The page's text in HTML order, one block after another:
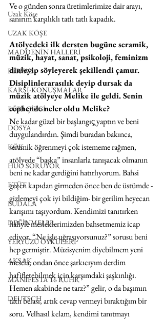
Uzak Köşe
UZAK KÖŞE
MADDENİN HALLERİ
PERVAZ
KARŞI-KONUŞMALAR
EĞRİ ÇİZGİ
DOSYA
KÖK
HUO SORUYOR
ETÜT
BUDALA
DEĞİNMELER
YERYÜZÜ ÖYKÜLERİ
AKSAK
MANIFESTA 16 RUHR
DEUTSCH
Ve o günden sonra üretimlerimize dair arayı,
sanırım karşılıklı tatlı tatlı kapadık.
Atölyedeki ilk dersten bugüne seramik,
müzik, hayat, sanat, psikoloji, feminizm
dinleyip söyleyerek şekillendi çamur.
Disiplinlerarasılık deyip dursak da
müzik atölyeye Melike ile geldi. Senin
cephende neler oldu Melike?
Ne kadar güzel bir başlangıç̧ yaptın ve beni
duygulandırdın. Şimdi buradan bakınca,
seramik öğrenmeyi çok istememe rağmen,
atölyede “başka” insanlarla tanışacak olmanın
beni ne kadar gerdiğini hatırlıyorum. Bahsi
geçen kapıdan girmeden önce ben de üstümde -
gizlemeyi çok iyi bildiğim- bir gerilim heyecan
karışımı taşıyordum. Kendimizi tanıtırken
haliyle mesleklerimizden bahsetmemiz icap
ediyor. “Ne işle uğraşıyorsunuz?” sorusu beni
hep germiştir. Müzisyenim diyebilmem yeni
mesela, ondan önce şarkıcıyım derdim
hafifletebilmek için karşımdaki şaşkınlığı.
Hemen akabinde ne tarz?” gelir, o da başımın
tatlı belası, artık cevap vermeyi bıraktığım bir
soru. Velhasıl kelam, kendimi tanıtmayı